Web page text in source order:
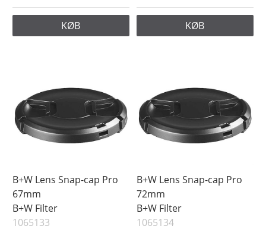
KØB KØB
B+W Lens Snap-cap Pro
67mm
B+W Filter
1065133
B+W Lens Snap-cap Pro
72mm
B+W Filter
1065134